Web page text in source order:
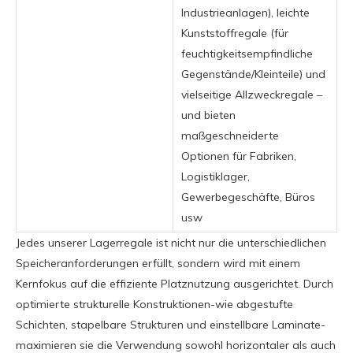
Industrieanlagen), leichte
Kunststoffregale (für
feuchtigkeitsempfindliche
Gegenstände/Kleinteile) und
vielseitige Allzweckregale –
und bieten
maßgeschneiderte
Optionen für Fabriken,
Logistiklager,
Gewerbegeschäfte, Büros
usw
Jedes unserer Lagerregale ist nicht nur die unterschiedlichen
Speicheranforderungen erfüllt, sondern wird mit einem
Kernfokus auf die effiziente Platznutzung ausgerichtet. Durch
optimierte strukturelle Konstruktionen-wie abgestufte
Schichten, stapelbare Strukturen und einstellbare Laminate-
maximieren sie die Verwendung sowohl horizontaler als auch